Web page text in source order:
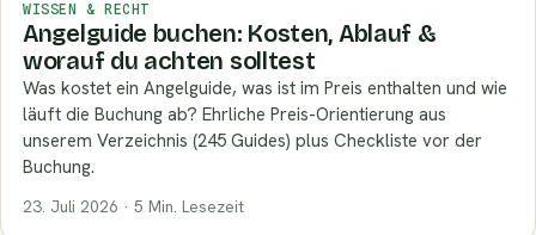
WISSEN & RECHT
Angelguide buchen: Kosten, Ablauf &
worauf du achten solltest
Was kostet ein Angelguide, was ist im Preis enthalten und wie
läuft die Buchung ab? Ehrliche Preis-Orientierung aus
unserem Verzeichnis (245 Guides) plus Checkliste vor der
Buchung.
23. Juli 2026 · 5 Min. Lesezeit